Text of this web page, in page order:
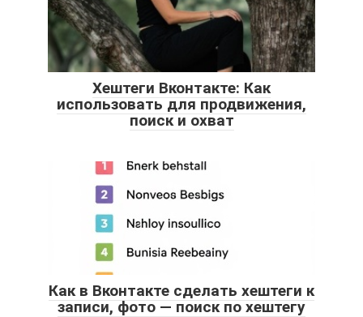
Хештеги Вконтакте: Как
использовать для продвижения,
поиск и охват
Как в Вконтакте сделать хештеги к
записи, фото — поиск по хештегу